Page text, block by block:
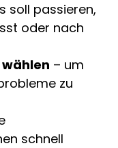
soll passieren,
oder nach
– um
zu
schnell